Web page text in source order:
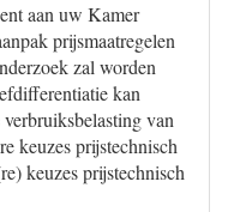
aan uw Kamer
prijsmaatregelen
zal worden
kan
van
keuzes prijstechnisch
keuzes prijstechnisch